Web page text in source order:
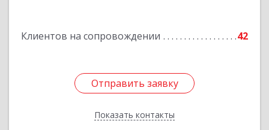
Клиентов на сопровождении 42
Отправить заявку
Показать контакты
Отправить заявку
Назад